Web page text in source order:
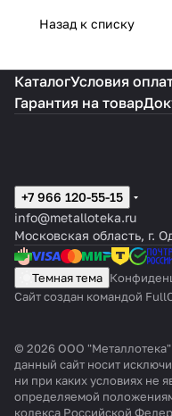
Назад к списку
КаталогУсловия
Гарантия на товар
+7 966 120-55-15
info@metalloteka.ru
Московская область, г.
Темная тема
Сайт создан командой
© 2026 ООО
данный сайт носит
ни при каких условиях не
определяемой
кодекса Российской